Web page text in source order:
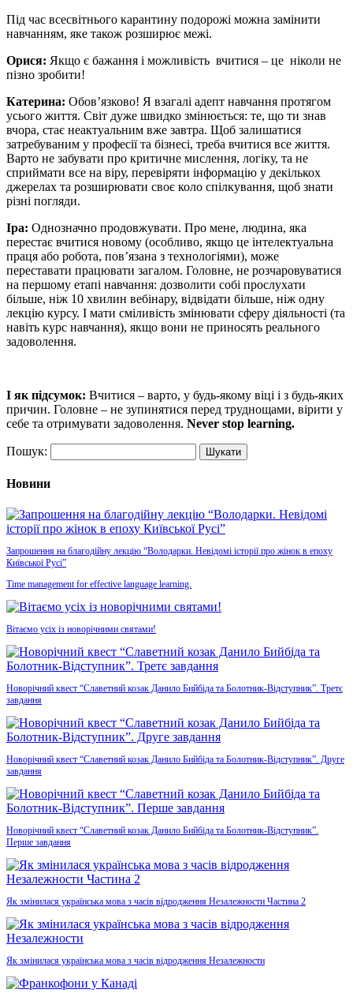
Під час всесвітнього карантину подорожі можна замінити
навчанням, яке також розширює межі.
Орися: Якщо є бажання і можливість вчитися – це ніколи не
пізно зробити!
Катерина: Обов’язково! Я взагалі адепт навчання протягом
усього життя. Світ дуже швидко змінюється: те, що ти знав
вчора, стає неактуальним вже завтра. Щоб залишатися
затребуваним у професії та бізнесі, треба вчитися все життя.
Варто не забувати про критичне мислення, логіку, та не
сприймати все на віру, перевіряти інформацію у декількох
джерелах та розширювати своє коло спілкування, щоб знати
різні погляди.
Іра: Однозначно продовжувати. Про мене, людина, яка
перестає вчитися новому (особливо, якщо це інтелектуальна
праця або робота, пов’язана з технологіями), може
переставати працювати загалом. Головне, не розчаровуватися
на першому етапі навчання: дозволити собі прослухати
більше, ніж 10 хвилин вебінару, відвідати більше, ніж одну
лекцію курсу. І мати сміливість змінювати сферу діяльності (та
навіть курс навчання), якщо вони не приносять реального
задоволення.
І як підсумок: Вчитися – варто, у будь-якому віці і з будь-яких
причин. Головне – не зупинятися перед труднощами, вірити у
себе та отримувати задоволення. Never stop learning.
Пошук:
Новини
Запрошення на благодійну лекцію “Володарки. Невідомі історії про жінок в епоху
Київської Русі”
Time management for effective language learning.
Вітаємо усіх із новорічними святами!
Новорічний квест “Славетний козак Данило Бийбіда та Болотник-Відступник”. Третє
завдання
Новорічний квест “Славетний козак Данило Бийбіда та Болотник-Відступник”. Друге
завдання
Новорічний квест “Славетний козак Данило Бийбіда та Болотник-Відступник”.
Перше завдання
Як змінилася українська мова з часів відродження Незалежности Частина 2
Як змінилася українська мова з часів відродження Незалежности